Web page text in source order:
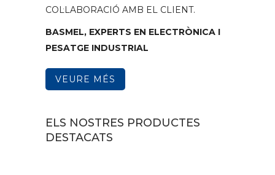
COL·LABORACIÓ AMB EL CLIENT.
BASMEL, EXPERTS EN ELECTRÒNICA I
PESATGE INDUSTRIAL
VEURE MÉS
ELS NOSTRES PRODUCTES
DESTACATS